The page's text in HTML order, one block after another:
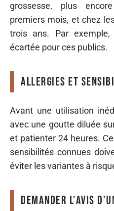
grossesse, plus
premiers mois, et chez
trois ans. Par
écartée pour ces publics.
Allergies et
Avant une utilisation
avec une goutte diluée
et patienter 24 heures.
sensibilités connues
éviter les variantes à
Demander l’avis